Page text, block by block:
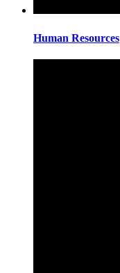
Human Resources